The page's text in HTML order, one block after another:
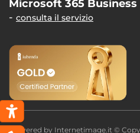
Microsoft 365 Business
consulta il servizio
Powered by Internetimage.it©